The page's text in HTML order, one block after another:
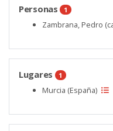
Personas 1
Zambrana, Pedro
Lugares 1
Murcia (España)